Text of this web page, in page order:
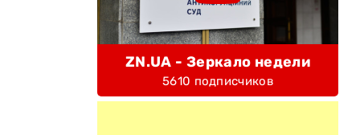
ZN.UA - Зеркало недели
5610 подписчиков